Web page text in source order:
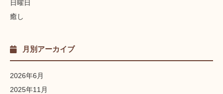
日曜日
癒し
月別アーカイブ
2026年6月
2025年11月